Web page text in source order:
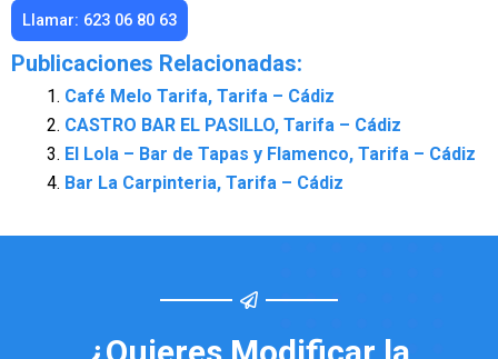
Llamar: 623 06 80 63
Publicaciones Relacionadas:
Café Melo Tarifa, Tarifa – Cádiz
CASTRO BAR EL PASILLO, Tarifa – Cádiz
El Lola – Bar de Tapas y Flamenco, Tarifa – Cádiz
Bar La Carpinteria, Tarifa – Cádiz